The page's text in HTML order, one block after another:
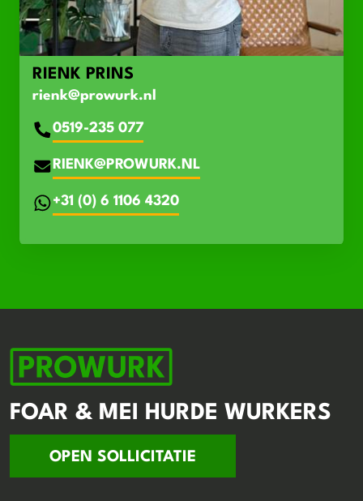
RIENK PRINS
rienk@prowurk.nl
0519-235 077
RIENK@PROWURK.NL
+31 (0) 6 1106 4320
FOAR & MEI HURDE WURKERS
OPEN SOLLICITATIE